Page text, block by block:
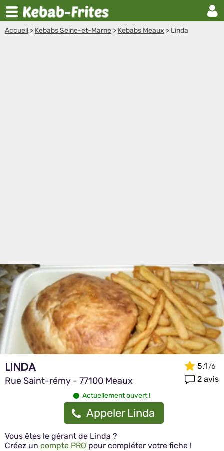
Accueil > Kebabs Seine-et-Marne > Kebabs Meaux > Linda
LINDA
Rue Saint-rémy - 77100 Meaux
5.1
2 avis
Actuellement ouvert !
Appeler Linda
Vous êtes le gérant de Linda ?
Créez un compte PRO pour compléter votre fiche !